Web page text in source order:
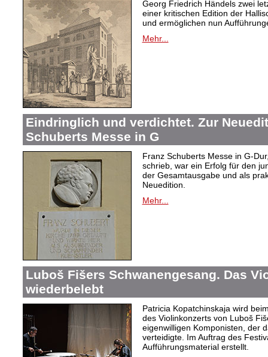
Georg Friedrich Händels zwei
einer kritischen Edition der
und ermöglichen nun
Mehr...
Eindringlich und verdichtet. Zur
Schuberts Messe in G
Franz Schuberts Messe in G-
schrieb, war ein Erfolg für den
der Gesamtausgabe und als
Neuedition.
Mehr...
Luboš Fišers Schwanengesang. Das
wiederbelebt
Patricia Kopatchinskaja wird
des Violinkonzerts von Luboš
eigenwilligen Komponisten, der
verteidigte. Im Auftrag des
Aufführungsmaterial erstellt.